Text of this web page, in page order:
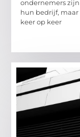
ondernemers
hun bedrijf,
keer op keer